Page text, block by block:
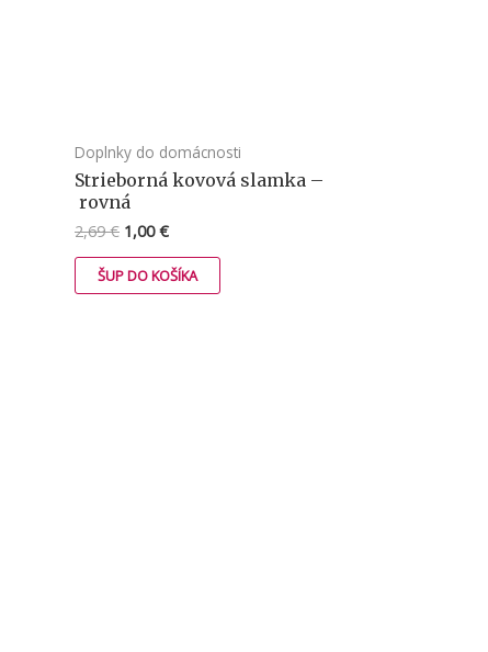
Doplnky do domácnosti
Strieborná kovová slamka –
rovná
2,69€ 1,00€
ŠUP DO KOŠÍKA